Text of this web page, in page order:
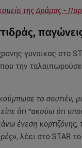
της Δράμας -
γυναίκας στο
την
το σουτιέν,
ότι "ακούω ότι
ένεση κορτιζόνης,
, λέει στο STAR